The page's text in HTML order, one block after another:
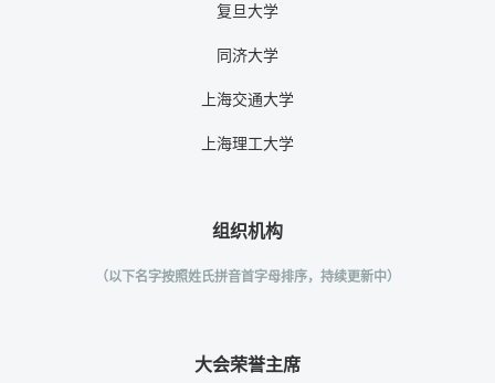
复旦大学
同济大学
上海交通大学
上海理工大学
组织机构
（以下名字按照姓氏拼音首字母排序，持续更新中）
大会荣誉主席